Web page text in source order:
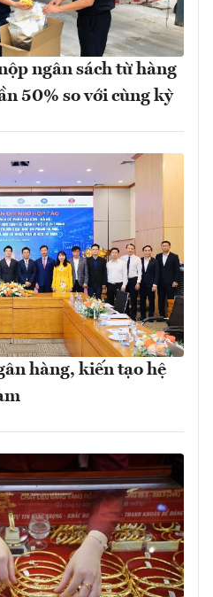
ngân sách từ hàng
50% so với cùng kỳ
hàng, kiến tạo hệ